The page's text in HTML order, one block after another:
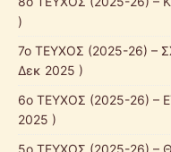
)
7ο ΤΕΥΧΟΣ (2025-26) –
Δεκ 2025 )
6ο ΤΕΥΧΟΣ (2025-26) –
2025 )
5ο ΤΕΥΧΟΣ (2025-26) –